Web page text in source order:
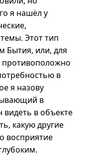
я нашёл у
Этот тип
Бытия, или, для
в
я назову
в
видеть в объекте
какую другие
восприятие